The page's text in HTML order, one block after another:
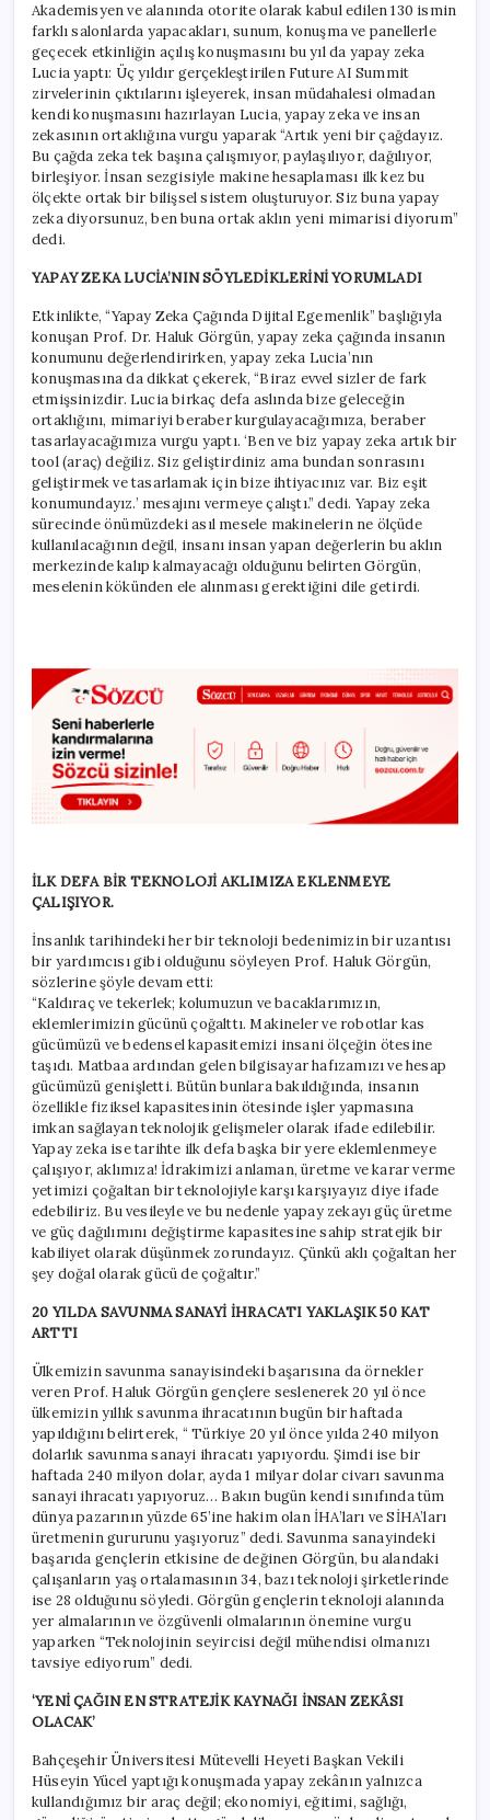
Akademisyen ve alanında otorite olarak kabul edilen 130 ismin
farklı salonlarda yapacakları, sunum, konuşma ve panellerle
geçecek etkinliğin açılış konuşmasını bu yıl da yapay zeka
Lucia yaptı: Üç yıldır gerçekleştirilen Future AI Summit
zirvelerinin çıktılarını işleyerek, insan müdahalesi olmadan
kendi konuşmasını hazırlayan Lucia, yapay zeka ve insan
zekasının ortaklığına vurgu yaparak “Artık yeni bir çağdayız.
Bu çağda zeka tek başına çalışmıyor, paylaşılıyor, dağılıyor,
birleşiyor. İnsan sezgisiyle makine hesaplaması ilk kez bu
ölçekte ortak bir bilişsel sistem oluşturuyor. Siz buna yapay
zeka diyorsunuz, ben buna ortak aklın yeni mimarisi diyorum”
dedi.
YAPAY ZEKA LUCİA’NIN SÖYLEDİKLERİNİ YORUMLADI
Etkinlikte, “Yapay Zeka Çağında Dijital Egemenlik” başlığıyla
konuşan Prof. Dr. Haluk Görgün, yapay zeka çağında insanın
konumunu değerlendirirken, yapay zeka Lucia’nın
konuşmasına da dikkat çekerek, “Biraz evvel sizler de fark
etmişsinizdir. Lucia birkaç defa aslında bize geleceğin
ortaklığını, mimariyi beraber kurgulayacağımıza, beraber
tasarlayacağımıza vurgu yaptı. ‘Ben ve biz yapay zeka artık bir
tool (araç) değiliz. Siz geliştirdiniz ama bundan sonrasını
geliştirmek ve tasarlamak için bize ihtiyacınız var. Biz eşit
konumundayız.’ mesajını vermeye çalıştı.” dedi. Yapay zeka
sürecinde önümüzdeki asıl mesele makinelerin ne ölçüde
kullanılacağının değil, insanı insan yapan değerlerin bu aklın
merkezinde kalıp kalmayacağı olduğunu belirten Görgün,
meselenin kökünden ele alınması gerektiğini dile getirdi.
İLK DEFA BİR TEKNOLOJİ AKLIMIZA EKLENMEYE
ÇALIŞIYOR.
İnsanlık tarihindeki her bir teknoloji bedenimizin bir uzantısı
bir yardımcısı gibi olduğunu söyleyen Prof. Haluk Görgün,
sözlerine şöyle devam etti:
“Kaldıraç ve tekerlek; kolumuzun ve bacaklarımızın,
eklemlerimizin gücünü çoğalttı. Makineler ve robotlar kas
gücümüzü ve bedensel kapasitemizi insani ölçeğin ötesine
taşıdı. Matbaa ardından gelen bilgisayar hafızamızı ve hesap
gücümüzü genişletti. Bütün bunlara bakıldığında, insanın
özellikle fiziksel kapasitesinin ötesinde işler yapmasına
imkan sağlayan teknolojik gelişmeler olarak ifade edilebilir.
Yapay zeka ise tarihte ilk defa başka bir yere eklemlenmeye
çalışıyor, aklımıza! İdrakimizi anlaman, üretme ve karar verme
yetimizi çoğaltan bir teknolojiyle karşı karşıyayız diye ifade
edebiliriz. Bu vesileyle ve bu nedenle yapay zekayı güç üretme
ve güç dağılımını değiştirme kapasitesine sahip stratejik bir
kabiliyet olarak düşünmek zorundayız. Çünkü aklı çoğaltan her
şey doğal olarak gücü de çoğaltır.”
20 YILDA SAVUNMA SANAYİ İHRACATI YAKLAŞIK 50 KAT
ARTTI
Ülkemizin savunma sanayisindeki başarısına da örnekler
veren Prof. Haluk Görgün gençlere seslenerek 20 yıl önce
ülkemizin yıllık savunma ihracatının bugün bir haftada
yapıldığını belirterek, “ Türkiye 20 yıl önce yılda 240 milyon
dolarlık savunma sanayi ihracatı yapıyordu. Şimdi ise bir
haftada 240 milyon dolar, ayda 1 milyar dolar civarı savunma
sanayi ihracatı yapıyoruz… Bakın bugün kendi sınıfında tüm
dünya pazarının yüzde 65’ine hakim olan İHA’ları ve SİHA’ları
üretmenin gururunu yaşıyoruz” dedi. Savunma sanayindeki
başarıda gençlerin etkisine de değinen Görgün, bu alandaki
çalışanların yaş ortalamasının 34, bazı teknoloji şirketlerinde
ise 28 olduğunu söyledi. Görgün gençlerin teknoloji alanında
yer almalarının ve özgüvenli olmalarının önemine vurgu
yaparken “Teknolojinin seyircisi değil mühendisi olmanızı
tavsiye ediyorum” dedi.
‘YENİ ÇAĞIN EN STRATEJİK KAYNAĞI İNSAN ZEKÂSI
OLACAK’
Bahçeşehir Üniversitesi Mütevelli Heyeti Başkan Vekili
Hüseyin Yücel yaptığı konuşmada yapay zekânın yalnızca
kullandığımız bir araç değil; ekonomiyi, eğitimi, sağlığı,